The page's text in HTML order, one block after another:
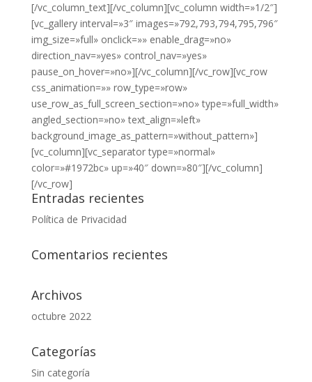
[/vc_column_text][/vc_column][vc_column width=»1/2″]
[vc_gallery interval=»3″ images=»792,793,794,795,796″
img_size=»full» onclick=»» enable_drag=»no»
direction_nav=»yes» control_nav=»yes»
pause_on_hover=»no»][/vc_column][/vc_row][vc_row
css_animation=»» row_type=»row»
use_row_as_full_screen_section=»no» type=»full_width»
angled_section=»no» text_align=»left»
background_image_as_pattern=»without_pattern»]
[vc_column][vc_separator type=»normal»
color=»#1972bc» up=»40″ down=»80″][/vc_column]
[/vc_row]
Entradas recientes
Política de Privacidad
Comentarios recientes
Archivos
octubre 2022
Categorías
Sin categoría